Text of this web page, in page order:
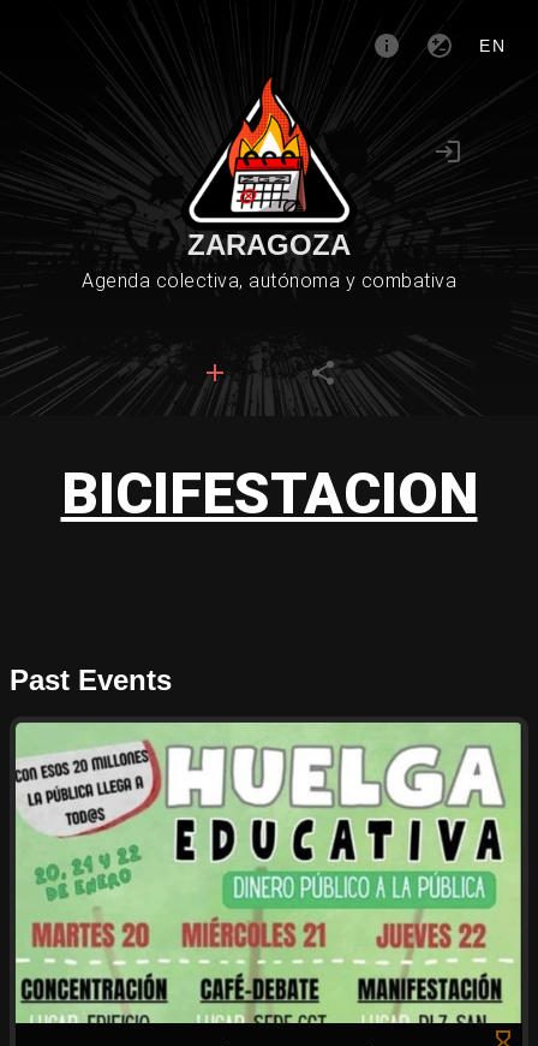
EN
ZARAGOZA
Agenda colectiva, autónoma y combativa
BICIFESTACION
Past Events